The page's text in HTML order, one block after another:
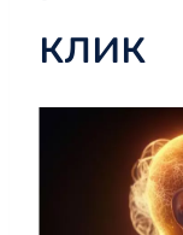
клик